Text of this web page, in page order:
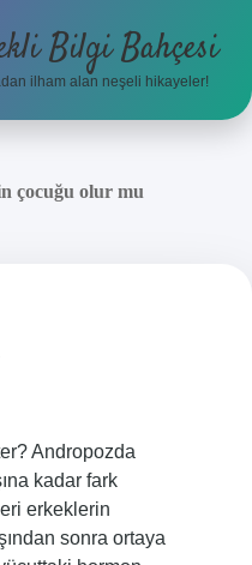
Bilgi Bahçesi
ilham alan neşeli hikayeler!
çocuğu olur mu
Andropozda
kadar fark
erkeklerin
sonra ortaya